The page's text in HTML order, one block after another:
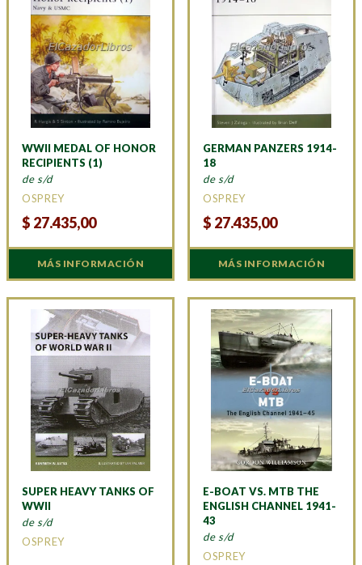
WWII MEDAL OF HONOR
RECIPIENTS (1)
de s/d
OSPREY
$ 27.435,00
MÁS INFORMACIÓN
GERMAN PANZERS 1914-
18
de s/d
OSPREY
$ 27.435,00
MÁS INFORMACIÓN
SUPER HEAVY TANKS OF
WWII
de s/d
OSPREY
E-BOAT VS. MTB THE
ENGLISH CHANNEL 1941-
43
de s/d
OSPREY